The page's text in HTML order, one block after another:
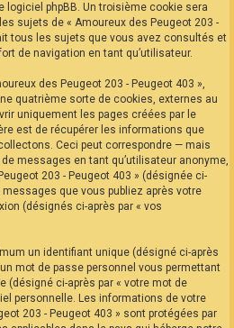
phpBB. Un troisième cookie sera
sujets de « Amoureux des Peugeot 203 -
tous les sujets que vous avez consultés et
de navigation en tant qu’utilisateur.
des Peugeot 203 - Peugeot 403 »,
quatrième sorte de cookies, externes au
uniquement les pages créées par le
est de récupérer les informations que
Ceci peut correspondre — mais
messages en tant qu’utilisateur anonyme,
203 - Peugeot 403 » (désignée ci-
que vous publiez après votre
(désignés ci-après par « vos
un identifiant unique (désigné ci-après
mot de passe personnel vous permettant
(désigné ci-après par « votre mot de
personnelle. Les informations de votre
203 - Peugeot 403 » sont protégées par